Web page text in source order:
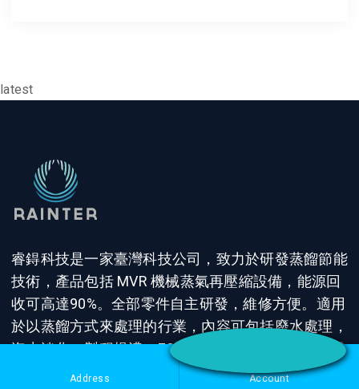
Address Account
latest
睿鍀科技是一家臺灣科技公司，致力於研發蒸餾節能
技術，產品包括 MVR 機械蒸氣再壓縮設備，能源回
收可高達90%。全部零件自主研發，維修方便。適用
於以蒸餾方式來處理的行業，內容可包括廢水處理，
海水淡化，製程提濃，ESG項目，節能減碳等，淨零